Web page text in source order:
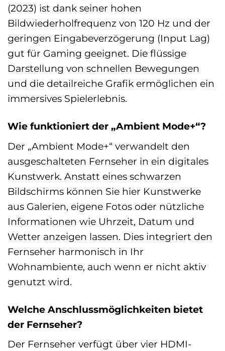
(2023) ist dank seiner hohen
Bildwiederholfrequenz von 120 Hz und der
geringen Eingabeverzögerung (Input Lag)
gut für Gaming geeignet. Die flüssige
Darstellung von schnellen Bewegungen
und die detailreiche Grafik ermöglichen ein
immersives Spielerlebnis.
Wie funktioniert der „Ambient Mode+“?
Der „Ambient Mode+“ verwandelt den
ausgeschalteten Fernseher in ein digitales
Kunstwerk. Anstatt eines schwarzen
Bildschirms können Sie hier Kunstwerke
aus Galerien, eigene Fotos oder nützliche
Informationen wie Uhrzeit, Datum und
Wetter anzeigen lassen. Dies integriert den
Fernseher harmonisch in Ihr
Wohnambiente, auch wenn er nicht aktiv
genutzt wird.
Welche Anschlussmöglichkeiten bietet
der Fernseher?
Der Fernseher verfügt über vier HDMI-